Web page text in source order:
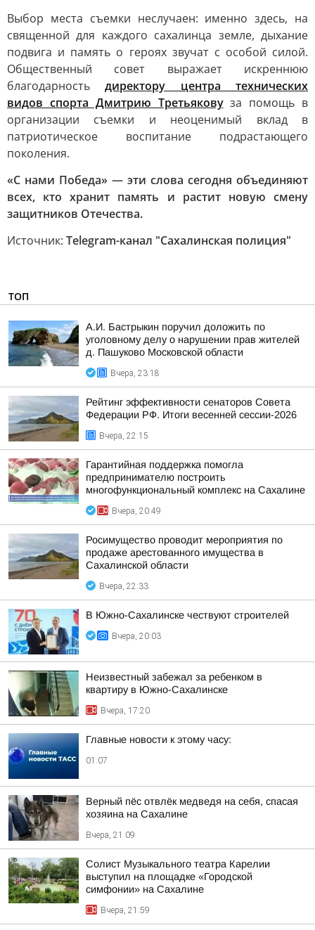
Выбор места съемки неслучаен: именно здесь, на
священной для каждого сахалинца земле, дыхание
подвига и память о героях звучат с особой силой.
Общественный совет выражает искреннюю
благодарностьдиректору центра технических
видов спорта Дмитрию Третьяковуза помощь в
организации съемки и неоценимый вклад в
патриотическое воспитание подрастающего
поколения.
«С нами Победа» — эти слова сегодня объединяют
всех, кто хранит память и растит новую смену
защитников Отечества.
Источник: Telegram-канал "Сахалинская полиция"
ТОП
А.И. Бастрыкин поручил доложить по
уголовному делу о нарушении прав жителей
д. Пашуково Московской области
Вчера, 23:18
Рейтинг эффективности сенаторов Совета
Федерации РФ. Итоги весенней сессии-2026
Вчера, 22:15
Гарантийная поддержка помогла
предпринимателю построить
многофункциональный комплекс на Сахалине
Вчера, 20:49
Росимущество проводит мероприятия по
продаже арестованного имущества в
Сахалинской области
Вчера, 22:33
В Южно-Сахалинске чествуют строителей
Вчера, 20:03
Неизвестный забежал за ребенком в
квартиру в Южно-Сахалинске
Вчера, 17:20
Главные новости к этому часу:
01:07
Верный пёс отвлёк медведя на себя, спасая
хозяина на Сахалине
Вчера, 21:09
Солист Музыкального театра Карелии
выступил на площадке «Городской
симфонии» на Сахалине
Вчера, 21:59